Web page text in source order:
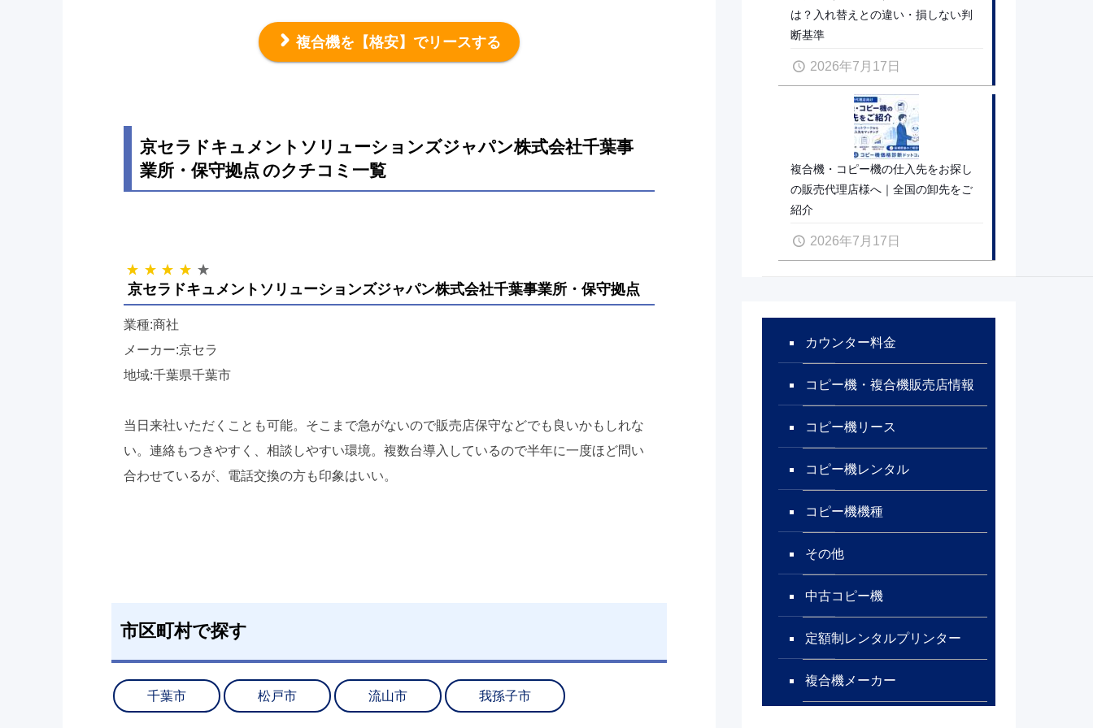
複合機を 【格安】でリースする
京セラドキュメントソリューションズジャパン株式会社千葉事
業所・保守拠点 のクチコミ一覧
京セラドキュメントソリューションズジャパン株式会社千葉事業所・保守拠点
業種:商社
メーカー:京セラ
地域:千葉県千葉市
当日来社いただくことも可能。そこまで急がないので販売店保守などでも良いかもしれな
い。連絡もつきやすく、相談しやすい環境。複数台導入しているので半年に一度ほど問い
合わせているが、電話交換の方も印象はいい。
市区町村で探す
千葉市 松戸市 流山市 我孫子市
は？入れ替えとの違い・損しない判
断基準
2026年7月17日
複合機・コピー機の仕入先をお探し
の販売代理店様へ｜全国の卸先をご
紹介
2026年7月17日
カウンター料金
コピー機・複合機販売店情報
コピー機リース
コピー機レンタル
コピー機機種
その他
中古コピー機
定額制レンタルプリンター
複合機メーカー